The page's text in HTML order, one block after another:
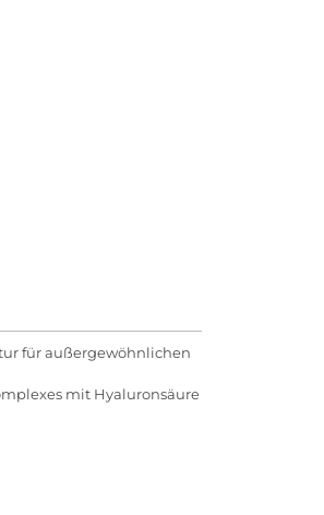
für außergewöhnlichen
mit Hyaluronsäure